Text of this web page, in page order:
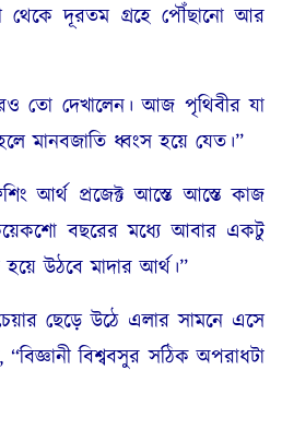
থেকে দূরতম গ্রহে পৌঁছানো আর
তো দেখালেন। আজ পৃথিবীর যা
হলে মানবজাতি ধ্বংস হয়ে যেত।”
আর্থ প্রজেক্ট আস্তে আস্তে কাজ
বছরের মধ্যে আবার একটু
উঠবে মাদার আর্থ।”
ছেড়ে উঠে এলার সামনে এসে
বিশ্ববসুর সঠিক অপরাধটা